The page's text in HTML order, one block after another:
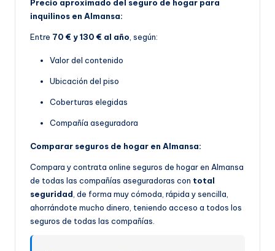
Precio aproximado del seguro de hogar para
inquilinos en Almansa:
Entre 70 € y 130 € al año, según:
Valor del contenido
Ubicación del piso
Coberturas elegidas
Compañía aseguradora
Comparar seguros de hogar en Almansa:
Compara y contrata online seguros de hogar en Almansa
de todas las compañías aseguradoras con total
seguridad, de forma muy cómoda, rápida y sencilla,
ahorrándote mucho dinero, teniendo acceso a todos los
seguros de todas las compañías.